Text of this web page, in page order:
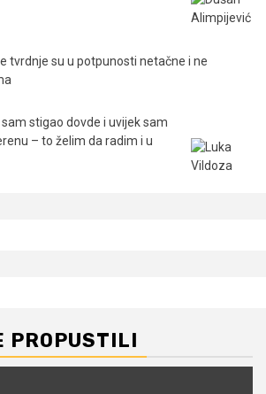
tvrdnje su u potpunosti netačne i ne
stigao dovde i uvijek sam
– to želim da radim i u
PROPUSTILI